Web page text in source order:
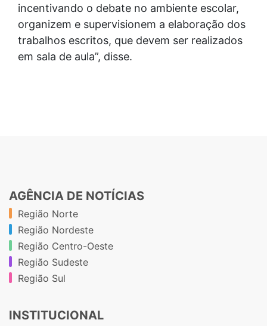
incentivando o debate no ambiente escolar,
organizem e supervisionem a elaboração dos
trabalhos escritos, que devem ser realizados
em sala de aula”, disse.
AGÊNCIA DE NOTÍCIAS
Região Norte
Região Nordeste
Região Centro-Oeste
Região Sudeste
Região Sul
INSTITUCIONAL